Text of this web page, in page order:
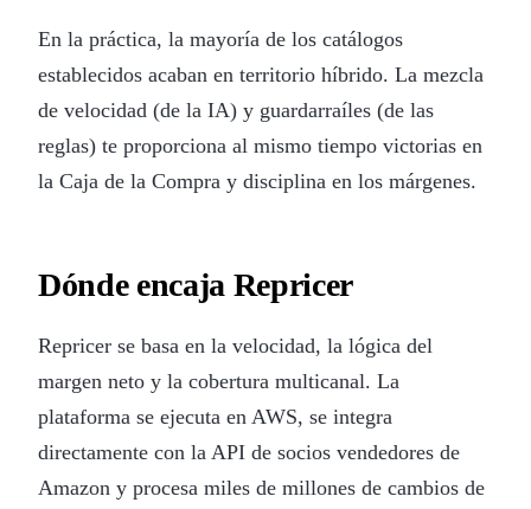
En la práctica, la mayoría de los catálogos
establecidos acaban en territorio híbrido. La mezcla
de velocidad (de la IA) y guardarraíles (de las
reglas) te proporciona al mismo tiempo victorias en
la Caja de la Compra y disciplina en los márgenes.
Dónde encaja Repricer
Repricer se basa en la velocidad, la lógica del
margen neto y la cobertura multicanal. La
plataforma se ejecuta en AWS, se integra
directamente con la API de socios vendedores de
Amazon y procesa miles de millones de cambios de